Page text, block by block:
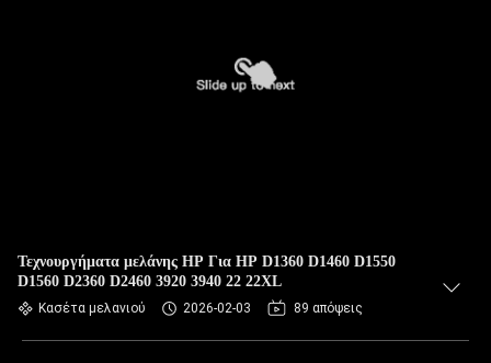
Τεχνουργήματα μελάνης HP Για HP D1360 D1460 D1550
D1560 D2360 D2460 3920 3940 22 22XL
Κασέτα μελανιού 2026-02-03 89 απόψεις